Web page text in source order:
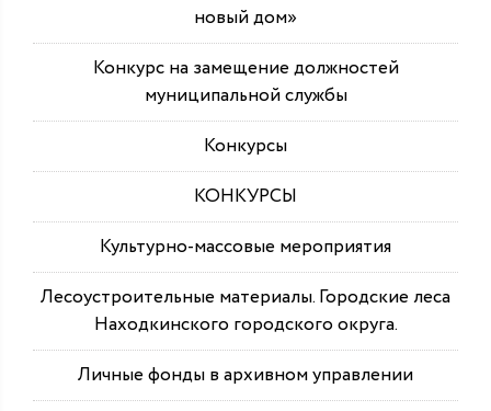
новый дом»
Конкурс на замещение должностей
муниципальной службы
Конкурсы
КОНКУРСЫ
Культурно-массовые мероприятия
Лесоустроительные материалы. Городские леса
Находкинского городского округа.
Личные фонды в архивном управлении